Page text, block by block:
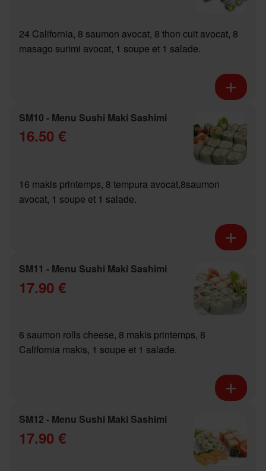
24 California, 8 saumon avocat, 8 thon cuit avocat, 8
masago surimi avocat, 1 soupe et 1 salade.
SM10 - Menu Sushi Maki Sashimi
16.50 €
16 makis printemps, 8 tempura avocat,8saumon
avocat, 1 soupe et 1 salade.
SM11 - Menu Sushi Maki Sashimi
17.90 €
6 saumon rolls cheese, 8 makis printemps, 8
California makis, 1 soupe et 1 salade.
SM12 - Menu Sushi Maki Sashimi
17.90 €